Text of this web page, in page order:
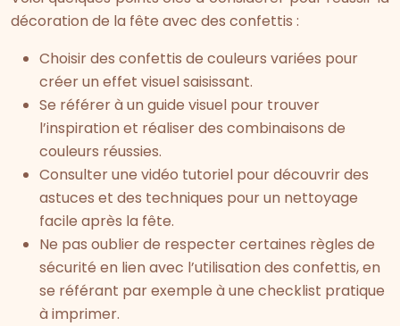
décoration de la fête avec des confettis :
Choisir des confettis de couleurs variées pour
créer un effet visuel saisissant.
Se référer à un guide visuel pour trouver
l’inspiration et réaliser des combinaisons de
couleurs réussies.
Consulter une vidéo tutoriel pour découvrir des
astuces et des techniques pour un nettoyage
facile après la fête.
Ne pas oublier de respecter certaines règles de
sécurité en lien avec l’utilisation des confettis, en
se référant par exemple à une checklist pratique
à imprimer.